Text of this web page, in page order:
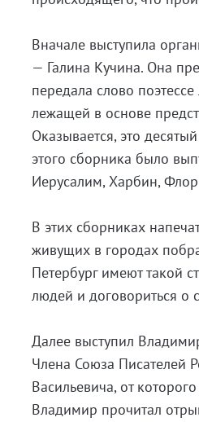
Вначале выступила
— Галина Кучина. Она
передала слово
лежащей в основе
Оказывается, это
этого сборника было
Иерусалим, Харбин,
В этих сборниках
живущих в городах
Петербург имеют такой
людей и договориться о
Далее выступил
Члена Союза Писателей
Васильевича, от
Владимир прочитал